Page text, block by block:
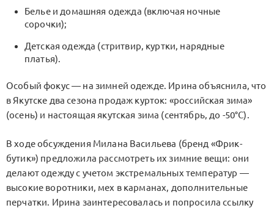
Белье и домашняя одежда (включая ночные
сорочки);
Детская одежда (стритвир, куртки, нарядные
платья).
Особый фокус — на зимней одежде. Ирина объяснила, что
в Якутске два сезона продаж курток: «российская зима»
(осень) и настоящая якутская зима (сентябрь, до -50°C).
В ходе обсуждения Милана Васильева (бренд «Фрик-
бутик») предложила рассмотреть их зимние вещи: они
делают одежду с учетом экстремальных температур —
высокие воротники, мех в карманах, дополнительные
перчатки. Ирина заинтересовалась и попросила ссылку